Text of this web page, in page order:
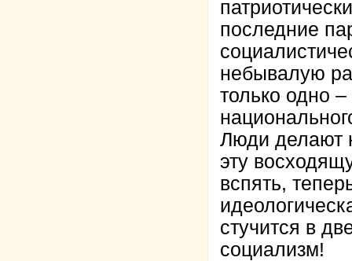
последние
небывалую
только одно
Люди делают
эту
вспять,
стучится в
социализм!